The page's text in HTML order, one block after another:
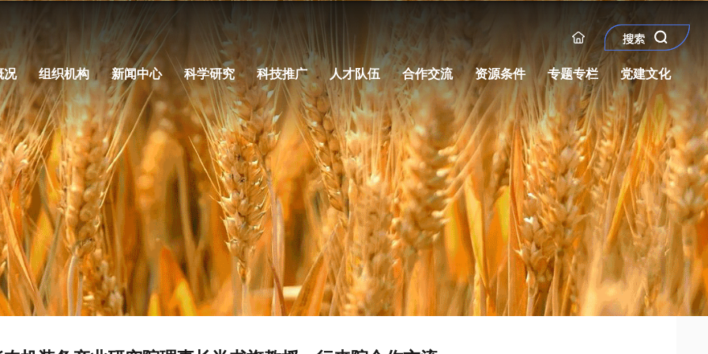
况 组织机构 新闻中心 科学研究 科技推广 人才队伍 合作交流 资源条件 专题专栏 党建文化